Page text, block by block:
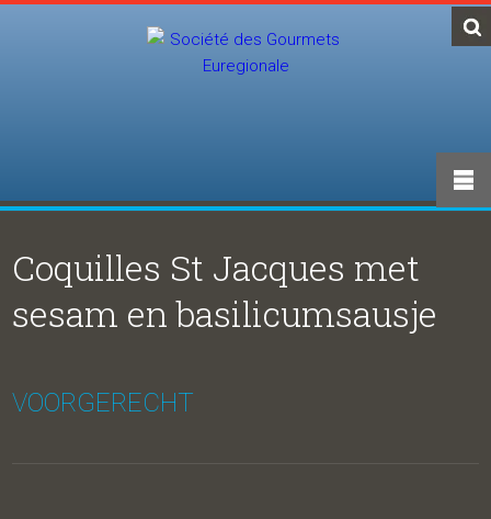
Coquilles St Jacques met
sesam en basilicumsausje
VOORGERECHT